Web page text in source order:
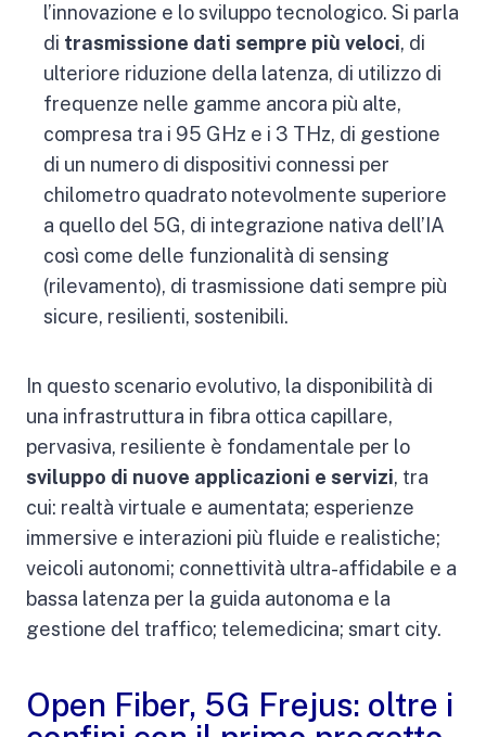
l’innovazione e lo sviluppo tecnologico. Si parla
di trasmissione dati sempre più veloci, di
ulteriore riduzione della latenza, di utilizzo di
frequenze nelle gamme ancora più alte,
compresa tra i 95 GHz e i 3 THz, di gestione
di un numero di dispositivi connessi per
chilometro quadrato notevolmente superiore
a quello del 5G, di integrazione nativa dell’IA
così come delle funzionalità di sensing
(rilevamento), di trasmissione dati sempre più
sicure, resilienti, sostenibili.
In questo scenario evolutivo, la disponibilità di
una infrastruttura in fibra ottica capillare,
pervasiva, resiliente è fondamentale per lo
sviluppo di nuove applicazioni e servizi, tra
cui: realtà virtuale e aumentata; esperienze
immersive e interazioni più fluide e realistiche;
veicoli autonomi; connettività ultra-affidabile e a
bassa latenza per la guida autonoma e la
gestione del traffico; telemedicina; smart city.
Open Fiber, 5G Frejus: oltre i